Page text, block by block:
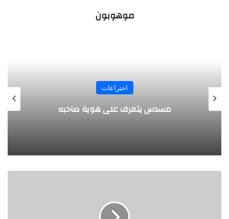
موهوبون
يتعرف على هوية صاحبه طفل